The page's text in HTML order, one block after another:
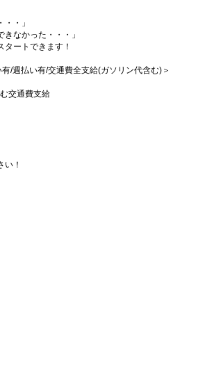
・」
きなかった・・・」
ートできます！
/週払い有/交通費全支給(ガソリン代含む)＞
交通費支給
！